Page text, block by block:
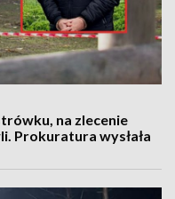
na zlecenie
Prokuratura wysłała